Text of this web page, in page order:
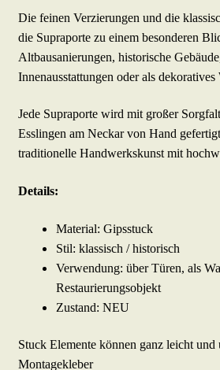
Die feinen Verzierungen und die
die Supraporte zu einem besonderen
Altbausanierungen, historische
Innenausstattungen oder als dekoratives
Jede Supraporte wird mit großer
Esslingen am Neckar von Hand
traditionelle Handwerkskunst mit
Details:
Material: Gipsstuck
Stil: klassisch / historisch
Verwendung: über Türen, als
Restaurierungsobjekt
Zustand: NEU
Stuck Elemente können ganz leicht
Montagekleber